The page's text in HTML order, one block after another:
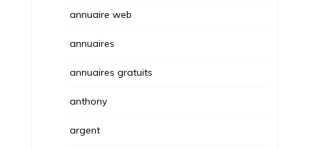
annuaire web
annuaires
annuaires gratuits
anthony
argent